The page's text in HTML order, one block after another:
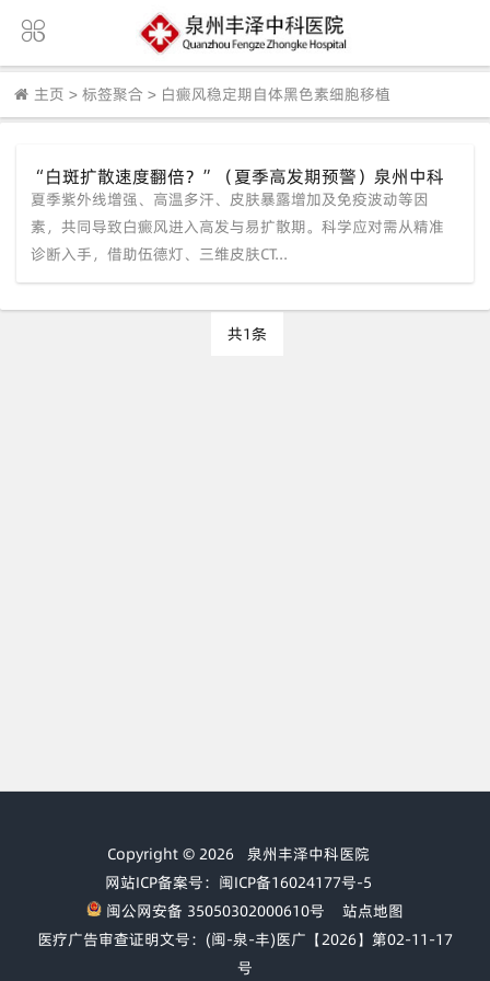
主页 > 标签聚合 > 白癜风稳定期自体黑色素细胞移植
“白斑扩散速度翻倍？”（夏季高发期预警）泉州中科
白癜风医院带你精准定因、高效控白
夏季紫外线增强、高温多汗、皮肤暴露增加及免疫波动等因
素，共同导致白癜风进入高发与易扩散期。科学应对需从精准
诊断入手，借助伍德灯、三维皮肤CT...
共1条
Copyright © 2026 泉州丰泽中科医院
网站ICP备案号：闽ICP备16024177号-5
闽公网安备 35050302000610号
站点地图
医疗广告审查证明文号：(闽-泉-丰)医广【2026】第02-11-17
号